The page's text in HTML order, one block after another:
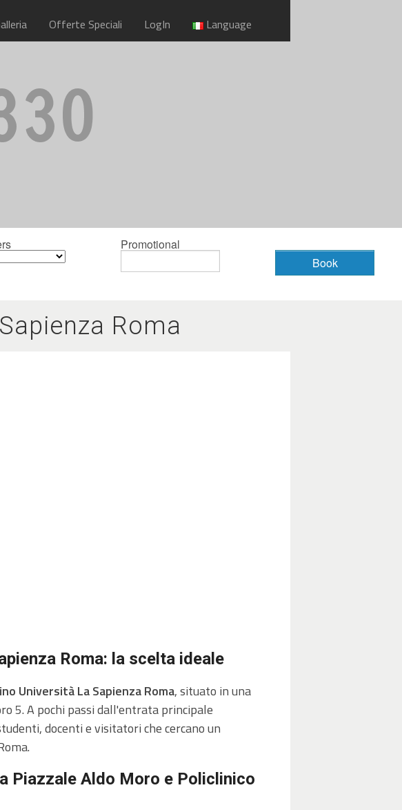
Offerte Speciali LogIn Language
Promotional
Roma
Roma: la scelta ideale
Università La Sapienza Roma, situato in una
5. A pochi passi dall'entrata principale
docenti e visitatori che cercano un
Piazzale Aldo Moro e Policlinico